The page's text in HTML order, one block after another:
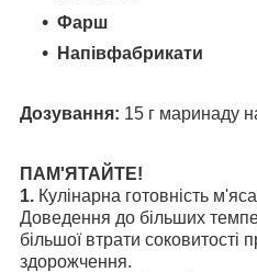
Фарш
Напівфабрикати
Дозування: 15 г маринаду
ПАМ'ЯТАЙТЕ!
1. Кулінарна готовність
Доведення до більших
більшої втрати соковитості
здорожчення.